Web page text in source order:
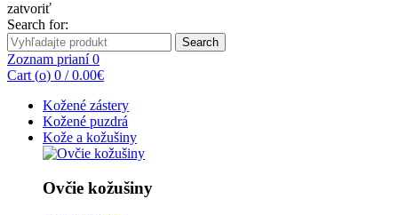
zatvoriť
Search for:
Search
Zoznam prianí0
Cart (o) 0 / 0.00€
Kožené zástery
Kožené puzdrá
Kože a kožušiny
Ovčie kožušiny